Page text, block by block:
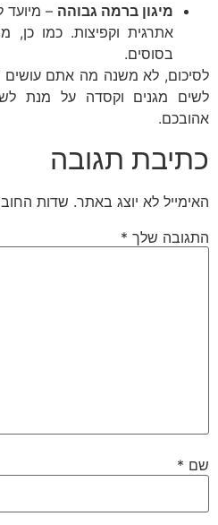
מיגון ברמה גבוהה – מיועד
אתרגית וקפיצות. כמו
בסוסים.
לסיכום, לא משנה מה אתם עושים
לשים מגנים וקסדה על מנת
אהובכם.
כתיבת תגובה
האימייל לא יוצג באתר. שדות
התגובה שלך *
שם *